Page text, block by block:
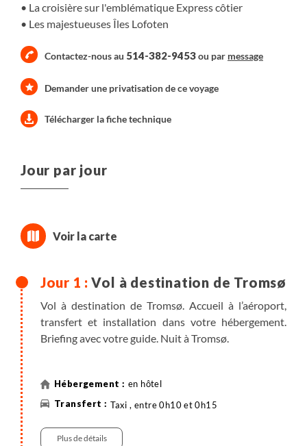
La croisière sur l'emblématique Express côtier
Les majestueuses Îles Lofoten
Contactez-nous au 514-382-9453ou par message
Demander une privatisation de ce voyage
Télécharger la fiche technique
Jour par jour
Vol à destination de Tromsø
Vol à destination de Tromsø. Accueil à l’aéroport,
transfert et installation dans votre hébergement.
Briefing avec votre guide. Nuit à Tromsø.
en hôtel
Taxi , entre 0h10 et 0h15
Plus de détails